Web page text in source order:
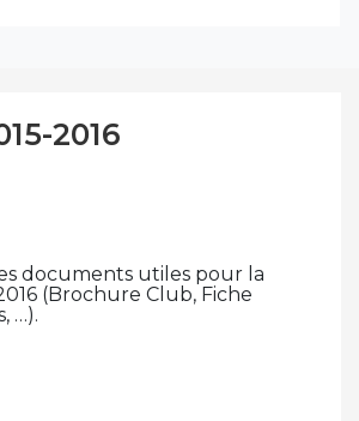
2016
documents utiles pour la
(Brochure Club, Fiche
…).